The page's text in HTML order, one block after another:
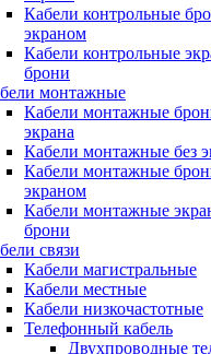
Кабели контрольные
экраном
Кабели контрольные
брони
монтажные
Кабели монтажные
экрана
Кабели монтажные без
Кабели монтажные
экраном
Кабели монтажные
брони
связи
Кабели магистральные
Кабели местные
Кабели низкочастотные
Телефонный кабель
Двухпроводные